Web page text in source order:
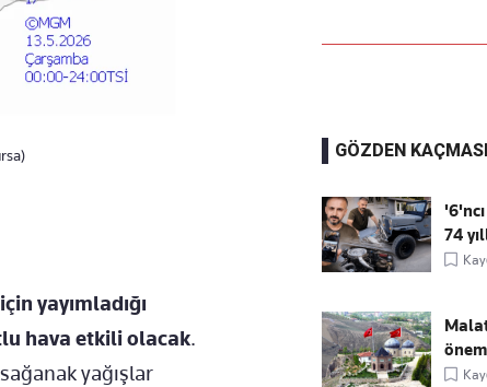
yayımladığı
hava etkili olacak.
yağışlar
GÖZDEN
74